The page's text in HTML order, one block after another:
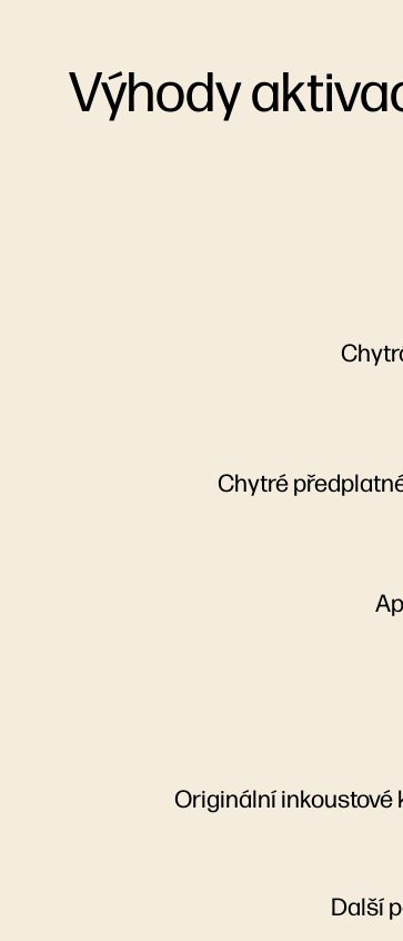
Výhody
Chytré
Originální inkoustové
Další